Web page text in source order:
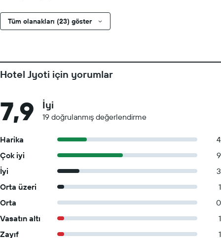
Tüm olanakları (23) göster
Hotel Jyoti için yorumlar
7,9 İyi
19 doğrulanmış değerlendirme
Harika
4
Çok iyi
9
İyi
3
Orta üzeri
1
Orta
0
Vasatın altı
1
Zayıf
1